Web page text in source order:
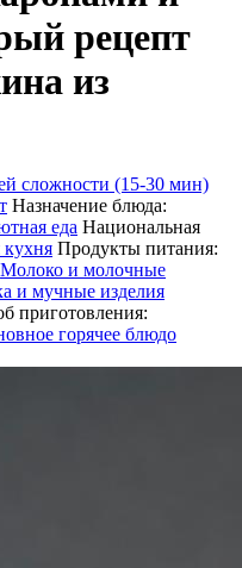
рецепт
из
сложности (15-30 мин)
Назначение блюда:
еда Национальная
кухня Продукты питания:
Молоко и молочные
и мучные изделия
приготовления:
горячее блюдо